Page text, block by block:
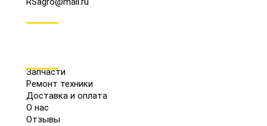
Запчасти
Ремонт техники
Доставка и оплата
О нас
Отзывы